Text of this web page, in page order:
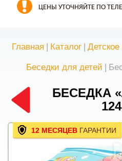
ЦЕНЫ УТОЧНЯЙТЕ ПО
Главная | Каталог |
Беседки для детей |
БЕСЕДКА
12 МЕСЯЦЕВ ГАРАНТИИ